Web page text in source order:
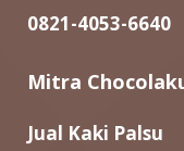
0821-4053-6640
Mitra
Jual Kaki Palsu